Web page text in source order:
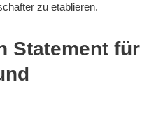
zu etablieren.
Statement für